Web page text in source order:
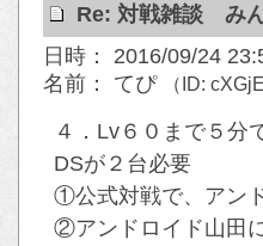
Re: 対戦雑談 み
日時： 2016/09/24
名前： てぴ
（ID:
４．Lv６０まで５分
DSが２台必要
①公式対戦で、アン
②アンドロイド山田